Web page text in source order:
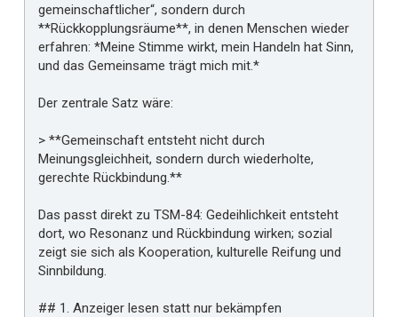
gemeinschaftlicher“, sondern durch
**Rückkopplungsräume**, in denen Menschen wieder
erfahren: *Meine Stimme wirkt, mein Handeln hat Sinn,
und das Gemeinsame trägt mich mit.*
Der zentrale Satz wäre:
> **Gemeinschaft entsteht nicht durch
Meinungsgleichheit, sondern durch wiederholte,
gerechte Rückbindung.**
Das passt direkt zu TSM-84: Gedeihlichkeit entsteht
dort, wo Resonanz und Rückbindung wirken; sozial
zeigt sie sich als Kooperation, kulturelle Reifung und
Sinnbildung.
## 1. Anzeiger lesen statt nur bekämpfen